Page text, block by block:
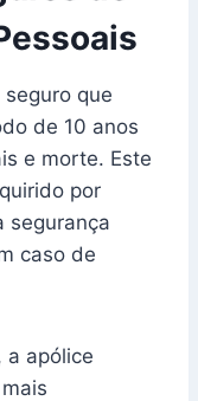
que
de 10 anos
e morte. Este
por
segurança
caso de
a apólice